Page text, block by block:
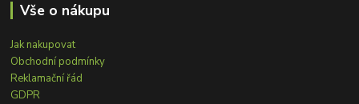
Vše o nákupu
Jak nakupovat
Obchodní podmínky
Reklamační řád
GDPR